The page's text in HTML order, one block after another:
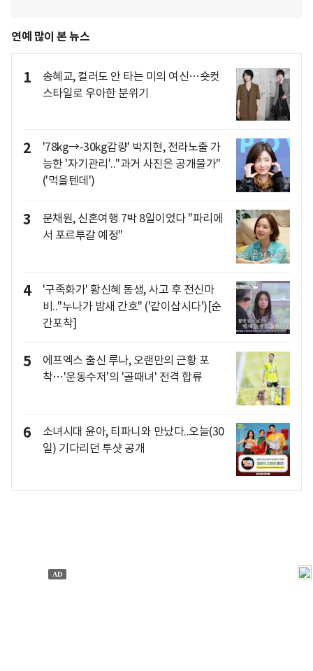
연예 많이 본 뉴스
1
송혜교, 컬러도 안 타는 미의 여신…숏컷
스타일로 우아한 분위기
2
'78kg→-30kg감량' 박지현, 전라노출 가
능한 '자기관리'.."과거 사진은 공개불가"
('먹을텐데')
3
문채원, 신혼여행 7박 8일이었다 "파리에
서 포르투갈 예정"
4
'구족화가' 황신혜 동생, 사고 후 전신마
비.."누나가 밤새 간호" ('같이삽시다')[순
간포착]
5
에프엑스 출신 루나, 오랜만의 근황 포
착…'운동수저'의 '골때녀' 전격 합류
6
소녀시대 윤아, 티파니와 만났다..오늘(30
일) 기다리던 투샷 공개